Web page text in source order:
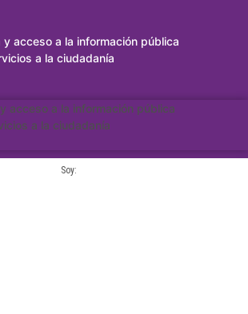
y acceso a la información pública
a la ciudadanía
acceso a la información pública
a la ciudadanía
Soy: